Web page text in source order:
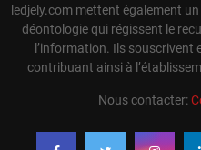
ledjely.com mettent également
déontologie qui régissent le
l’information. Ils souscrivent
contribuant ainsi à
Nous contacter: